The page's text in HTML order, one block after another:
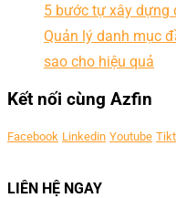
5 bước tự xây dựng
Quản lý danh mục
sao cho hiệu quả
Kết nối cùng Azfin
Facebook Linkedin Youtube
LIÊN HỆ NGAY